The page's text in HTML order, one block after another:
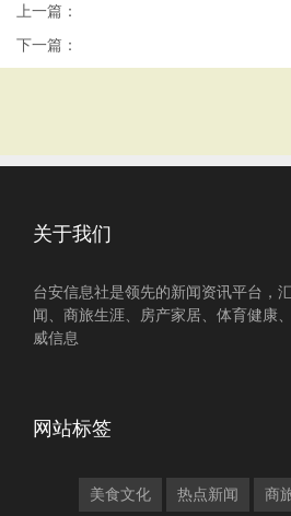
上一篇：
下一篇：
关于我们
台安信息社是领先的新闻资讯平台，
闻、商旅生涯、房产家居、体育健康
威信息
网站标签
美食文化 热点新闻 商